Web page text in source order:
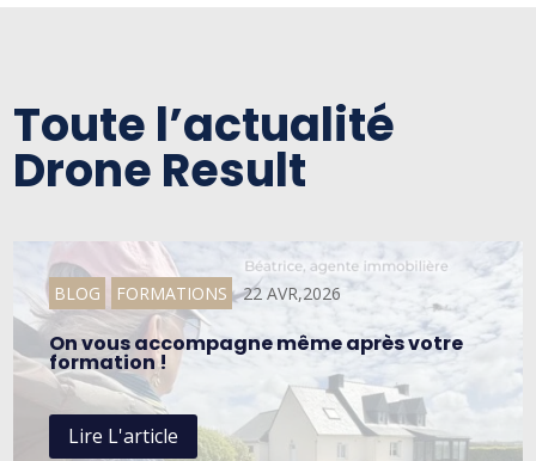
Toute l’actualité
Drone Result
BLOG FORMATIONS 22 AVR,2026
On vous accompagne même après votre
formation !
Lire L'article